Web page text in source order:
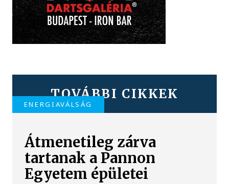
TOVÁBBI CIKKEK
ENERGIAVÁLSÁG
Átmenetileg zárva
tartanak a Pannon
Egyetem épületei